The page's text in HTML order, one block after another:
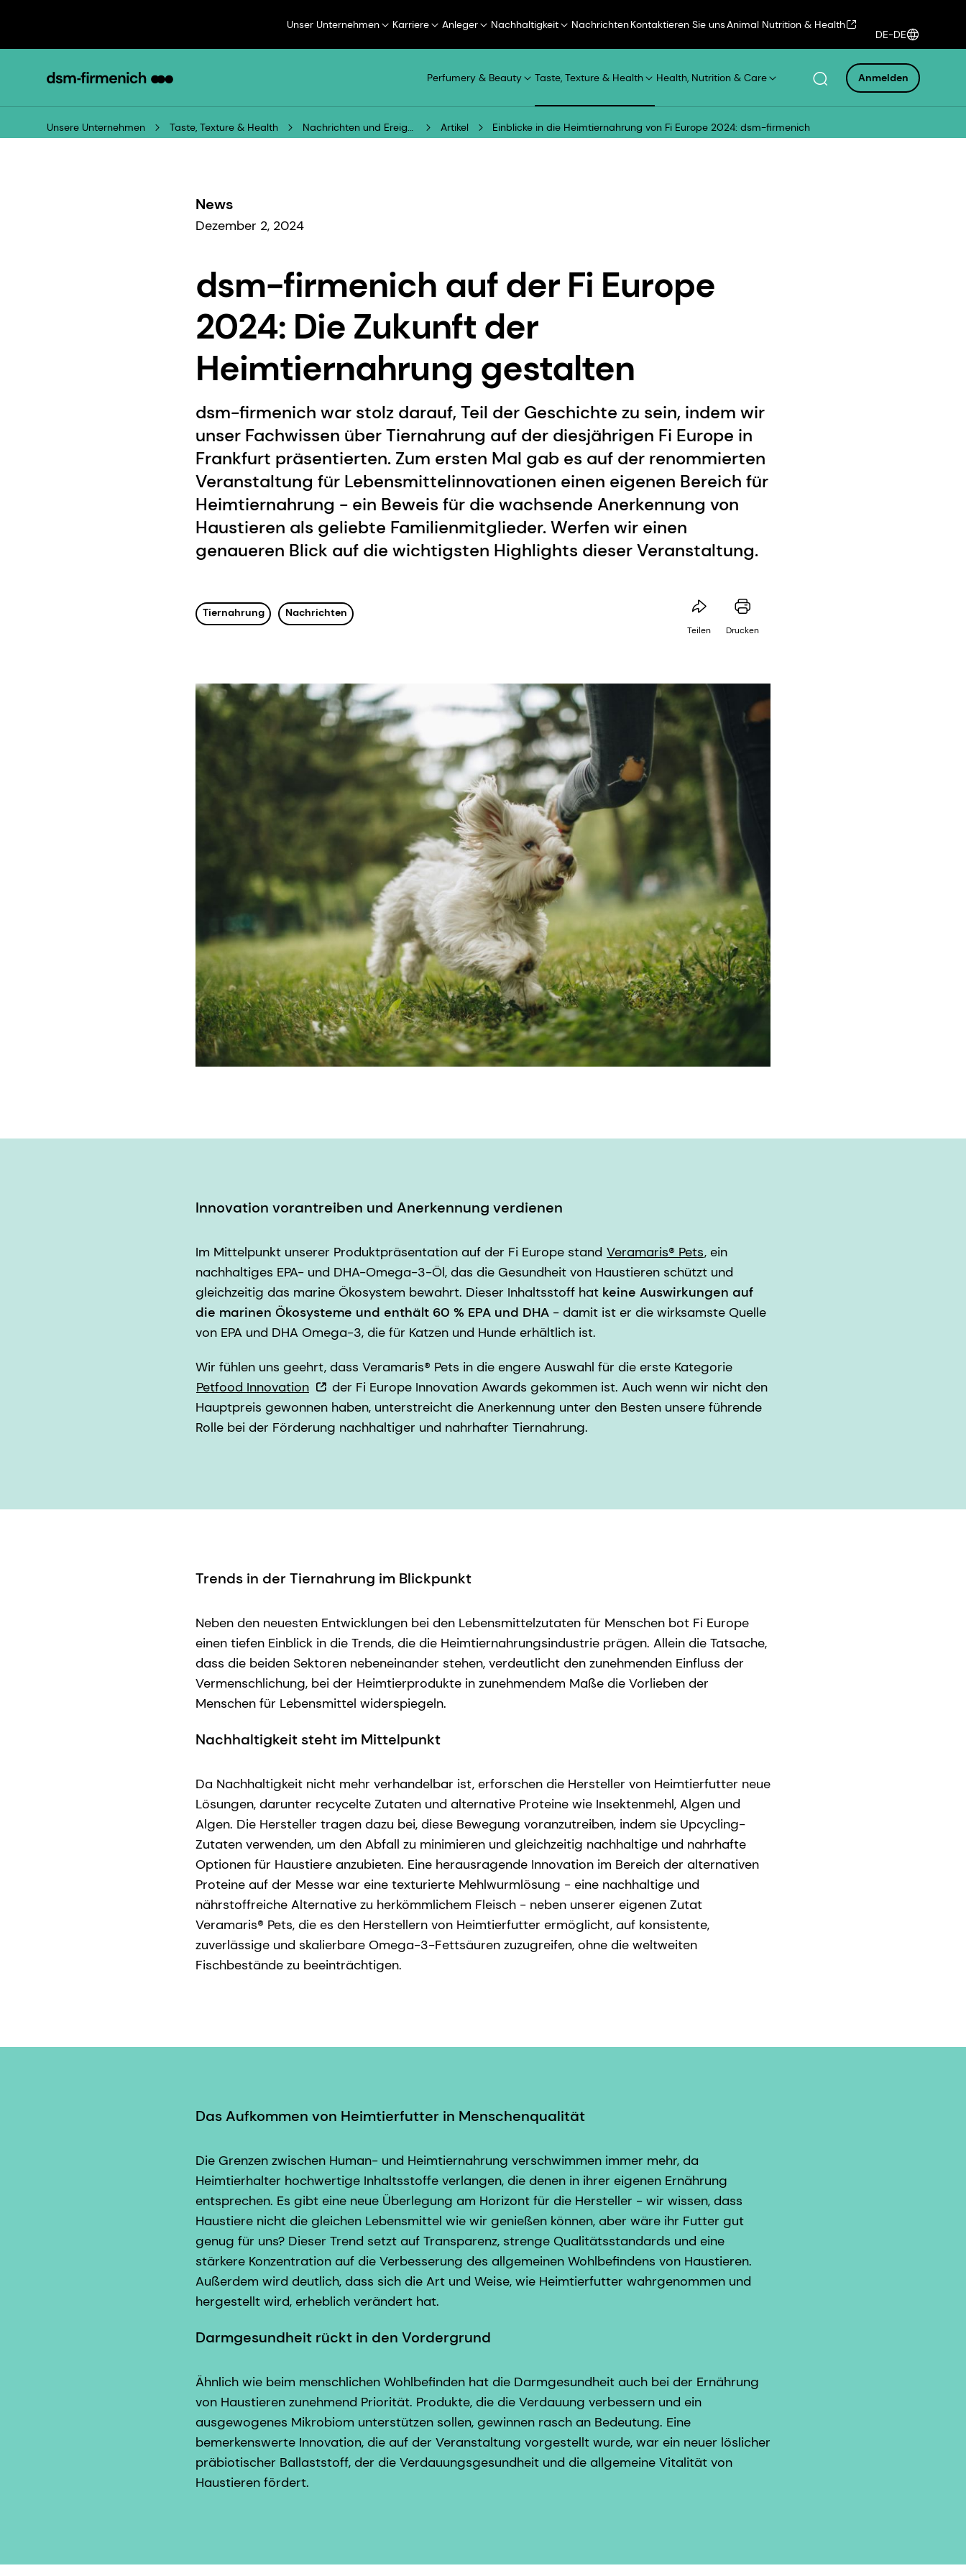
Unser Unternehmen Karriere Anleger Nachhaltigkeit NachrichtenKontaktieren Sie unsAnimal Nutrition & Health
DE-DE
Perfumery & Beauty Taste, Texture & Health Health, Nutrition & Care Anmelden
Unsere Unternehmen Taste, Texture & Health Nachrichten und Ereignisse Artikel Einblicke in die Heimtiernahrung von Fi Europe 2024: dsm-firmenich
News
Dezember 2, 2024
dsm-firmenich auf der Fi Europe
2024: Die Zukunft der
Heimtiernahrung gestalten
dsm-firmenich war stolz darauf, Teil der Geschichte zu sein, indem wir
unser Fachwissen über Tiernahrung auf der diesjährigen Fi Europe in
Frankfurt präsentierten. Zum ersten Mal gab es auf der renommierten
Veranstaltung für Lebensmittelinnovationen einen eigenen Bereich für
Heimtiernahrung - ein Beweis für die wachsende Anerkennung von
Haustieren als geliebte Familienmitglieder. Werfen wir einen
genaueren Blick auf die wichtigsten Highlights dieser Veranstaltung.
Tiernahrung Nachrichten
Teilen Drucken
Innovation vorantreiben und Anerkennung verdienen
Im Mittelpunkt unserer Produktpräsentation auf der Fi Europe stand Veramaris® Pets, ein
nachhaltiges EPA- und DHA-Omega-3-Öl, das die Gesundheit von Haustieren schützt und
gleichzeitig das marine Ökosystem bewahrt. Dieser Inhaltsstoff hat keine Auswirkungen auf
die marinen Ökosysteme und enthält 60 % EPA und DHA - damit ist er die wirksamste Quelle
von EPA und DHA Omega-3, die für Katzen und Hunde erhältlich ist.
Wir fühlen uns geehrt, dass Veramaris® Pets in die engere Auswahl für die erste Kategorie
Petfood Innovation
der Fi Europe Innovation Awards gekommen ist. Auch wenn wir nicht den
Hauptpreis gewonnen haben, unterstreicht die Anerkennung unter den Besten unsere führende
Rolle bei der Förderung nachhaltiger und nahrhafter Tiernahrung.
Trends in der Tiernahrung im Blickpunkt
Neben den neuesten Entwicklungen bei den Lebensmittelzutaten für Menschen bot Fi Europe
einen tiefen Einblick in die Trends, die die Heimtiernahrungsindustrie prägen. Allein die Tatsache,
dass die beiden Sektoren nebeneinander stehen, verdeutlicht den zunehmenden Einfluss der
Vermenschlichung, bei der Heimtierprodukte in zunehmendem Maße die Vorlieben der
Menschen für Lebensmittel widerspiegeln.
Nachhaltigkeit steht im Mittelpunkt
Da Nachhaltigkeit nicht mehr verhandelbar ist, erforschen die Hersteller von Heimtierfutter neue
Lösungen, darunter recycelte Zutaten und alternative Proteine wie Insektenmehl, Algen und
Algen. Die Hersteller tragen dazu bei, diese Bewegung voranzutreiben, indem sie Upcycling-
Zutaten verwenden, um den Abfall zu minimieren und gleichzeitig nachhaltige und nahrhafte
Optionen für Haustiere anzubieten. Eine herausragende Innovation im Bereich der alternativen
Proteine auf der Messe war eine texturierte Mehlwurmlösung - eine nachhaltige und
nährstoffreiche Alternative zu herkömmlichem Fleisch - neben unserer eigenen Zutat
Veramaris® Pets, die es den Herstellern von Heimtierfutter ermöglicht, auf konsistente,
zuverlässige und skalierbare Omega-3-Fettsäuren zuzugreifen, ohne die weltweiten
Fischbestände zu beeinträchtigen.
Das Aufkommen von Heimtierfutter in Menschenqualität
Die Grenzen zwischen Human- und Heimtiernahrung verschwimmen immer mehr, da
Heimtierhalter hochwertige Inhaltsstoffe verlangen, die denen in ihrer eigenen Ernährung
entsprechen. Es gibt eine neue Überlegung am Horizont für die Hersteller - wir wissen, dass
Haustiere nicht die gleichen Lebensmittel wie wir genießen können, aber wäre ihr Futter gut
genug für uns? Dieser Trend setzt auf Transparenz, strenge Qualitätsstandards und eine
stärkere Konzentration auf die Verbesserung des allgemeinen Wohlbefindens von Haustieren.
Außerdem wird deutlich, dass sich die Art und Weise, wie Heimtierfutter wahrgenommen und
hergestellt wird, erheblich verändert hat.
Darmgesundheit rückt in den Vordergrund
Ähnlich wie beim menschlichen Wohlbefinden hat die Darmgesundheit auch bei der Ernährung
von Haustieren zunehmend Priorität. Produkte, die die Verdauung verbessern und ein
ausgewogenes Mikrobiom unterstützen sollen, gewinnen rasch an Bedeutung. Eine
bemerkenswerte Innovation, die auf der Veranstaltung vorgestellt wurde, war ein neuer löslicher
präbiotischer Ballaststoff, der die Verdauungsgesundheit und die allgemeine Vitalität von
Haustieren fördert.